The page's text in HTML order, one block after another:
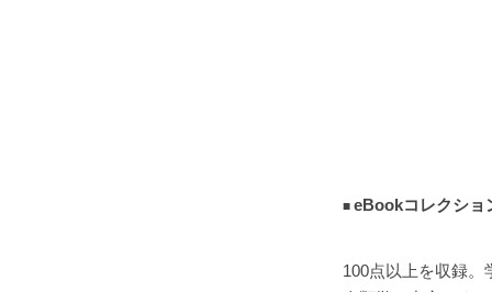
eBookコレクショ
100点以上を収録